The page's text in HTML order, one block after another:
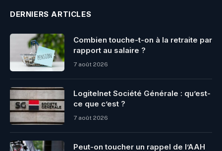
DERNIERS ARTICLES
Combien touche-t-on à la retraite par
rapport au salaire ?
7 août 2026
Logitelnet Société Générale : qu’est-
ce que c’est ?
7 août 2026
Peut-on toucher un rappel de l’AAH